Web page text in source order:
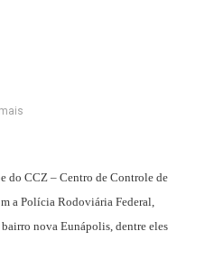
do CCZ – Centro de Controle de
a Polícia Rodoviária Federal,
nova Eunápolis, dentre eles